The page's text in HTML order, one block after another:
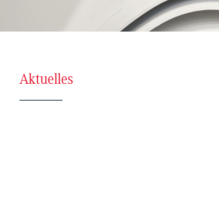
Aktuelles